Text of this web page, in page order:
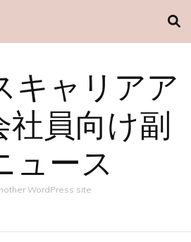
キャリアア
社員向け副
ュース
WordPress site